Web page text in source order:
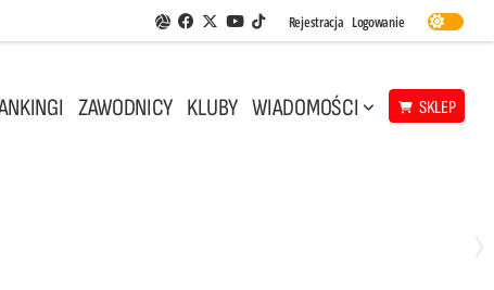
Aplikacja Siatkarskie Ligi
Facebook
Twitter
Youtube
TikTok
Rejestracja Logowanie
ZAWODNICY KLUBY WIADOMOŚCI SKLEP